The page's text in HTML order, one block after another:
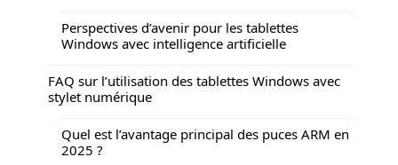
Perspectives d’avenir pour les tablettes
Windows avec intelligence artificielle
FAQ sur l’utilisation des tablettes Windows avec
stylet numérique
Quel est l’avantage principal des puces ARM en
2025 ?